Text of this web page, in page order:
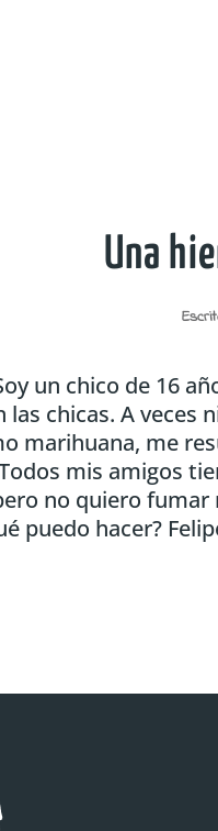
Una
un chico de 16
chicas. A veces
marihuana, me
mis amigos
no quiero
puedo hacer?